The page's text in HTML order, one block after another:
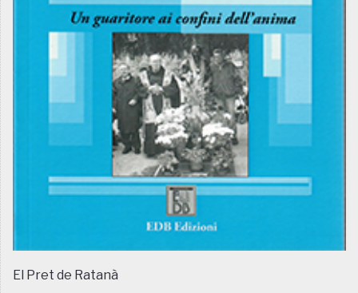
El Pret de Ratanà